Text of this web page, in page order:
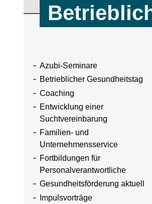
Azubi-Seminare
Betrieblicher Gesundheitstag
Coaching
Entwicklung einer
Suchtvereinbarung
Familien- und
Unternehmensservice
Fortbildungen für
Personalverantwortliche
Gesundheitsförderung aktuell
Impulsvorträge